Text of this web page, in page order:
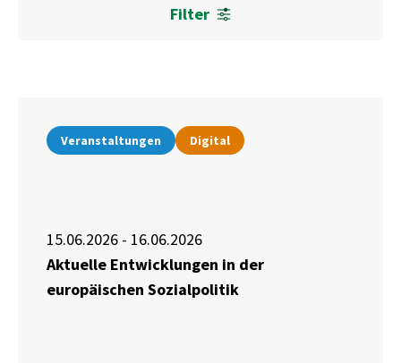
Filter
Veranstaltungen Digital
15.06.2026 - 16.06.2026
Aktuelle Entwicklungen in der
europäischen Sozialpolitik